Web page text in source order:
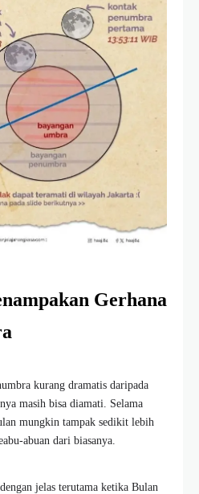
Gerhana
kurang dramatis daripada
masih bisa diamati. Selama
mungkin tampak sedikit lebih
abuan dari biasanya.
jelas terutama ketika Bulan